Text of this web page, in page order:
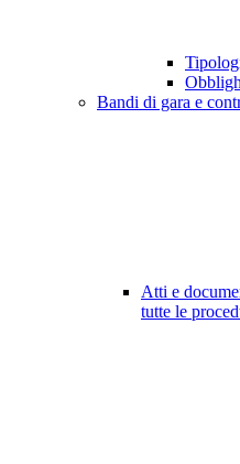
Bandi di gara e
Atti e
tutte le